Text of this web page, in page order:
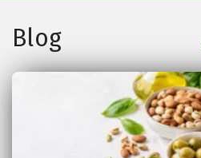
Blog